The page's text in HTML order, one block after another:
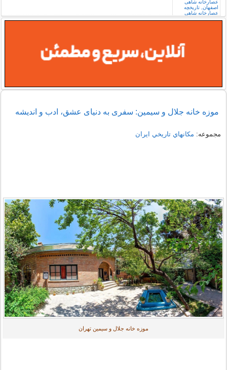
موزه خانه جلال و سیمین: سفری به دنیای عشق، ادب و اندیشه
مجموعه: مكانهاي تاريخي ايران
موزه خانه جلال و سیمین تهران